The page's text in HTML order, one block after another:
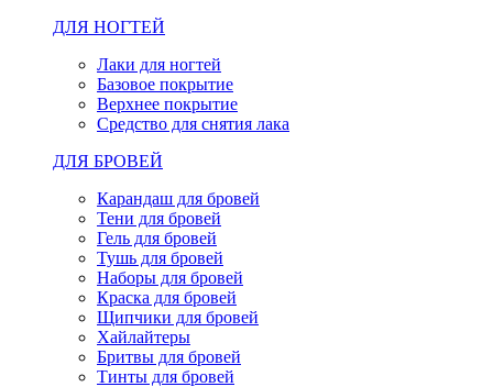
ДЛЯ НОГТЕЙ
Лаки для ногтей
Базовое покрытие
Верхнее покрытие
Средство для снятия лака
ДЛЯ БРОВЕЙ
Карандаш для бровей
Тени для бровей
Гель для бровей
Тушь для бровей
Наборы для бровей
Краска для бровей
Щипчики для бровей
Хайлайтеры
Бритвы для бровей
Тинты для бровей